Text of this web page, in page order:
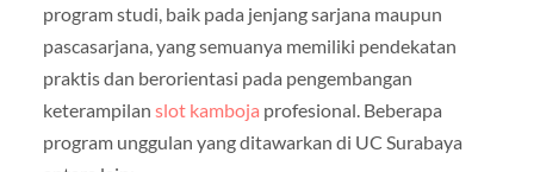
program studi, baik pada jenjang sarjana maupun
pascasarjana, yang semuanya memiliki pendekatan
praktis dan berorientasi pada pengembangan
keterampilan slot kamboja profesional. Beberapa
program unggulan yang ditawarkan di UC Surabaya